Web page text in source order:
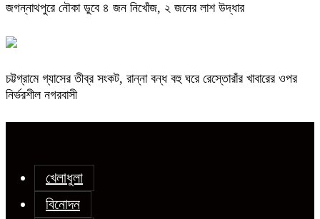
জগন্নাথপুরে নৌকা ডুবে ৪ জন নিখোঁজ, ২ জনের লাশ উদ্ধার
চট্টগ্রামে গ্যাসের তীব্র সংকট, রান্না বন্ধ বহু ঘরে রেস্তোরাঁর খাবারের ওপর
নির্ভরশীল নগরবাসী
খেলাধুলা
বিনোদন